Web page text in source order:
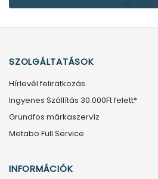
SZOLGÁLTATÁSOK
Hírlevél feliratkozás
Ingyenes Szállítás 30.000Ft felett*
Grundfos márkaszervíz
Metabo Full Service
INFORMÁCIÓK